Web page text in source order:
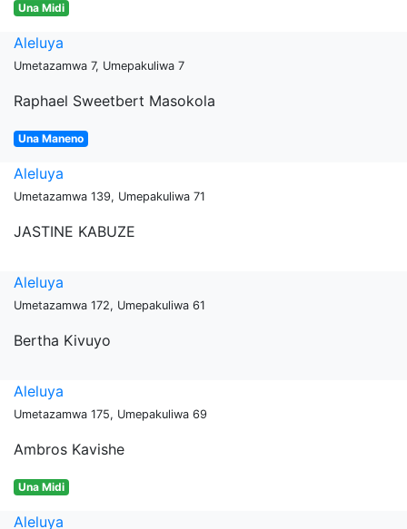
Una Midi
Aleluya
Umetazamwa 7, Umepakuliwa 7
Raphael Sweetbert Masokola
Una Maneno
Aleluya
Umetazamwa 139, Umepakuliwa 71
JASTINE KABUZE
Aleluya
Umetazamwa 172, Umepakuliwa 61
Bertha Kivuyo
Aleluya
Umetazamwa 175, Umepakuliwa 69
Ambros Kavishe
Una Midi
Aleluya